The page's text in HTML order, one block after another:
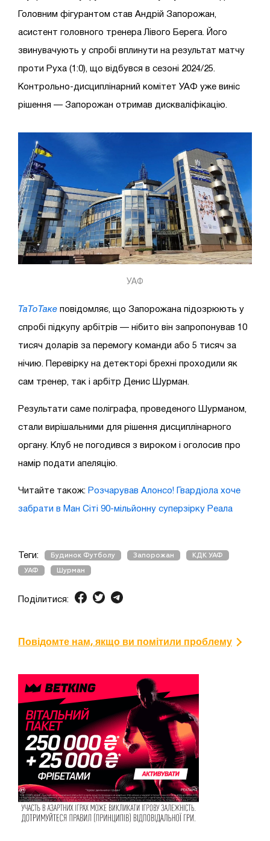
Головним фігурантом став Андрій Запорожан,
асистент головного тренера Лівого Берега. Його
звинувачують у спробі вплинути на результат матчу
проти Руха (1:0), що відбувся в сезоні 2024/25.
Контрольно-дисциплінарний комітет УАФ уже виніс
рішення — Запорожан отримав дискваліфікацію.
УАФ
ТаТоТаке повідомляє, що Запорожана підозрюють у
спробі підкупу арбітрів — нібито він запропонував 10
тисяч доларів за перемогу команди або 5 тисяч за
нічию. Перевірку на детекторі брехні проходили як
сам тренер, так і арбітр Денис Шурман.
Результати саме поліграфа, проведеного Шурманом,
стали вирішальними для рішення дисциплінарного
органу. Клуб не погодився з вироком і оголосив про
намір подати апеляцію.
Читайте також: Розчарував Алонсо! Гвардіола хоче
забрати в Ман Сіті 90-мільйонну суперзірку Реала
Теги: Будинок Футболу Запорожан КДК УАФ
УАФ Шурман
Поділитися:
Повідомте нам, якщо ви помітили проблему